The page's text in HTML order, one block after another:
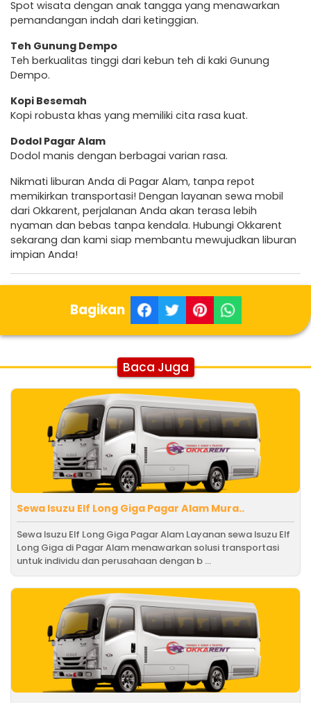
Spot wisata dengan anak tangga yang menawarkan
pemandangan indah dari ketinggian.
Teh Gunung Dempo
Teh berkualitas tinggi dari kebun teh di kaki Gunung
Dempo.
Kopi Besemah
Kopi robusta khas yang memiliki cita rasa kuat.
Dodol Pagar Alam
Dodol manis dengan berbagai varian rasa.
Nikmati liburan Anda di Pagar Alam, tanpa repot
memikirkan transportasi! Dengan layanan sewa mobil
dari Okkarent, perjalanan Anda akan terasa lebih
nyaman dan bebas tanpa kendala. Hubungi Okkarent
sekarang dan kami siap membantu mewujudkan liburan
impian Anda!
Bagikan
Baca Juga
Sewa Isuzu Elf Long Giga Pagar Alam Mura..
Sewa Isuzu Elf Long Giga Pagar Alam Layanan sewa Isuzu Elf
Long Giga di Pagar Alam menawarkan solusi transportasi
untuk individu dan perusahaan dengan b ...